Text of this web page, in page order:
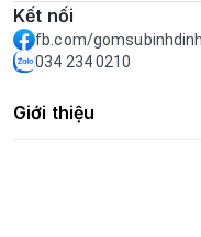
Kết nối
fb.com/gomsubinhdinh
034 234 0210
Giới thiệu